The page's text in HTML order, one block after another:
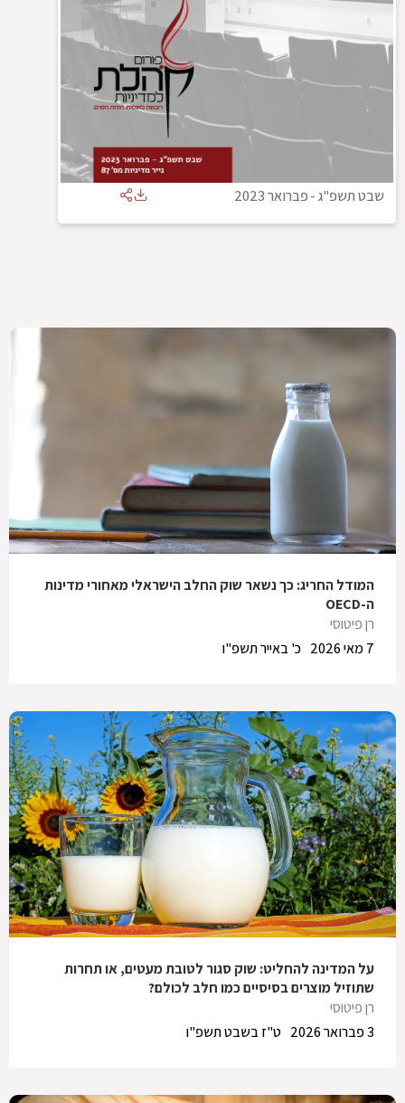
שבט תשפ"ג-פברואר 2023
המודל החריג: כך נשאר שוק החלב הישראלי מאחורי מדינות
ה-OECD
רן פיטוסי
כ' באייר תשפ"ו
7 מאי 2026
על המדינה להחליט: שוק סגור לטובת מעטים, או תחרות
שתוזיל מוצרים בסיסיים כמו חלב לכולם?
רן פיטוסי
ט"ז בשבט תשפ"ו
3 פברואר 2026